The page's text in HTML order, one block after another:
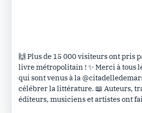
🙌 Plus de 15 000 visiteurs ont pris
livre métropolitain ! ✨ Merci à tous
qui sont venus à la
célébrer la littérature. 📖 Auteurs,
éditeurs, musiciens et artistes ont